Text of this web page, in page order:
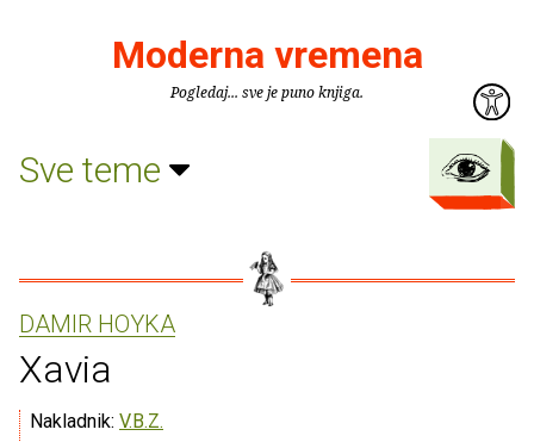
Moderna vremena
Pogledaj... sve je puno knjiga.
Sve teme
DAMIR HOYKA
Xavia
Nakladnik: V.B.Z.